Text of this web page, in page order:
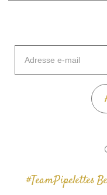
mail
#TeamPipelettes